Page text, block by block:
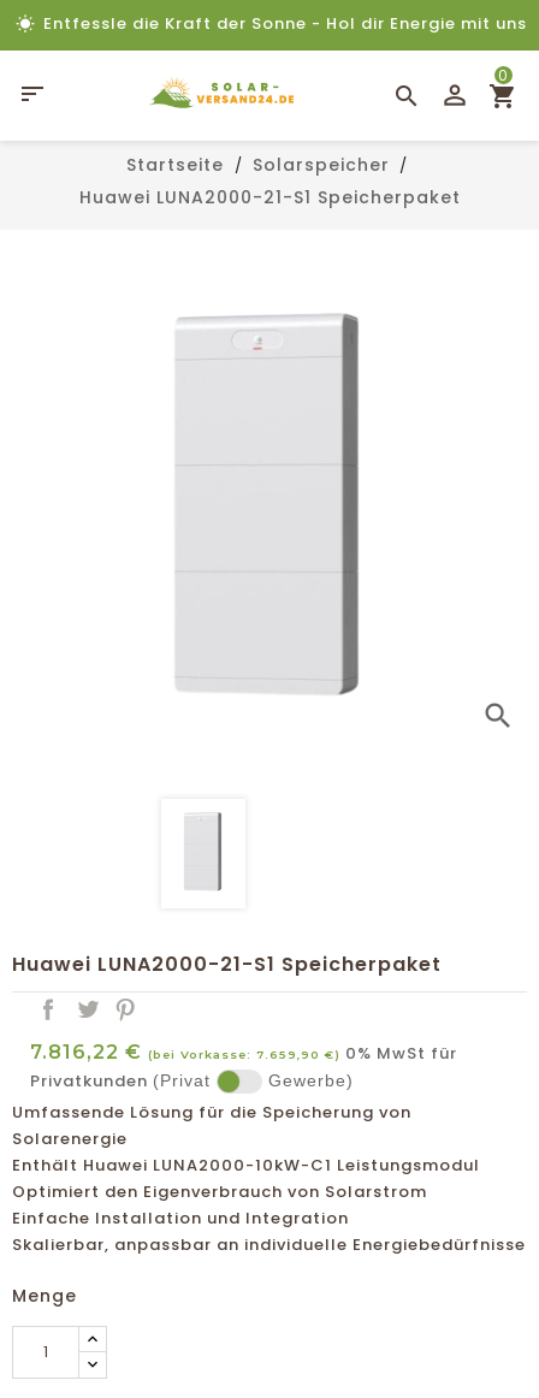
Entfessle die Kraft der Sonne - Hol dir Energie mit uns

0
Startseite
Solarspeicher
Huawei LUNA2000-21-S1 Speicherpaket
search
Huawei LUNA2000-21-S1 Speicherpaket
7.816,22 € (bei Vorkasse: 7.659,90 €)
0% MwSt für
Privatkunden (Privat Gewerbe)
Umfassende Lösung für die Speicherung von
Solarenergie
Enthält Huawei LUNA2000-10kW-C1 Leistungsmodul
Optimiert den Eigenverbrauch von Solarstrom
Einfache Installation und Integration
Skalierbar, anpassbar an individuelle Energiebedürfnisse
Menge